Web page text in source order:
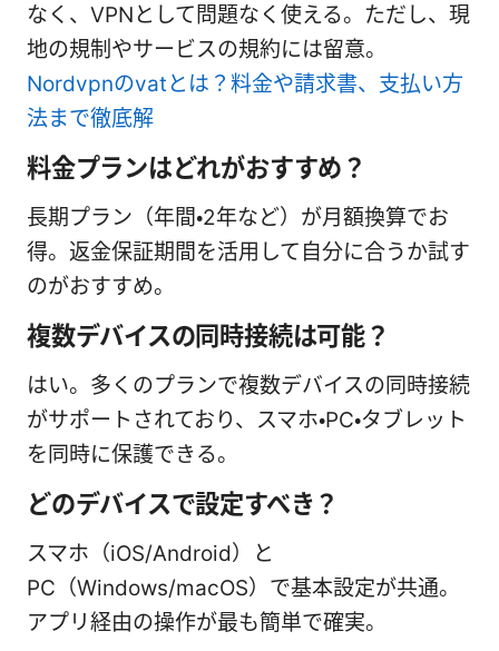
なく、VPNとして問題なく使える。ただし、現
地の規制やサービスの規約には留意。
Nordvpnのvatとは？料金や請求書、支払い方
法まで徹底解
料金プランはどれがおすすめ？
長期プラン（年間・2年など）が月額換算でお
得。返金保証期間を活用して自分に合うか試す
のがおすすめ。
複数デバイスの同時接続は可能？
はい。多くのプランで複数デバイスの同時接続
がサポートされており、スマホ・PC・タブレット
を同時に保護できる。
どのデバイスで設定すべき？
スマホ（iOS/Android）と
PC（Windows/macOS）で基本設定が共通。
アプリ経由の操作が最も簡単で確実。